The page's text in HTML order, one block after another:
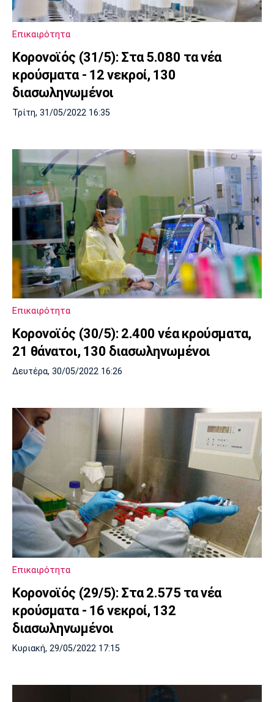
Επικαιρότητα
Κορονοϊός (31/5): Στα 5.080 τα νέα
κρούσματα - 12 νεκροί, 130
διασωληνωμένοι
Τρίτη, 31/05/2022 16:35
Επικαιρότητα
Κορoνοϊός (30/5): 2.400 νέα κρούσματα,
21 θάνατοι, 130 διασωληνωμένοι
Δευτέρα, 30/05/2022 16:26
Επικαιρότητα
Κορονοϊός (29/5): Στα 2.575 τα νέα
κρούσματα - 16 νεκροί, 132
διασωληνωμένοι
Κυριακή, 29/05/2022 17:15